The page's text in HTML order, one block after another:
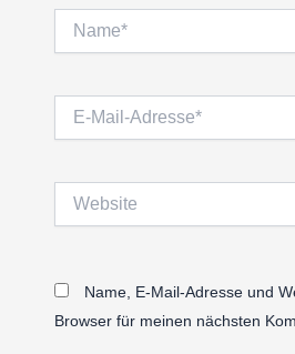
Name*
Mail-
Website
Name, E-Mail-Adresse und
Browser für meinen nächsten